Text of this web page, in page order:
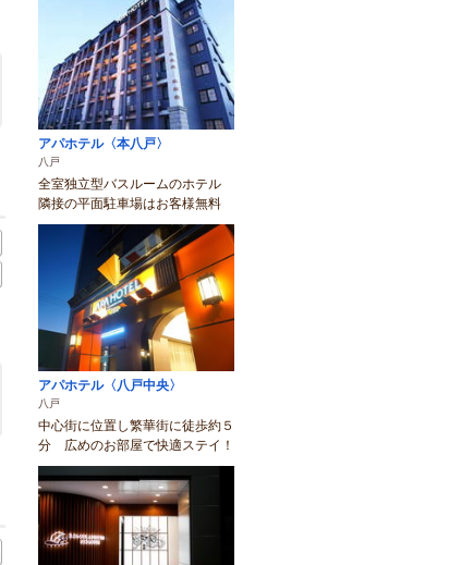
アパホテル〈本八戸〉
八戸
全室独立型バスルームのホテル
隣接の平面駐車場はお客様無料
アパホテル〈八戸中央〉
八戸
中心街に位置し繁華街に徒歩約５
分 広めのお部屋で快適ステイ！